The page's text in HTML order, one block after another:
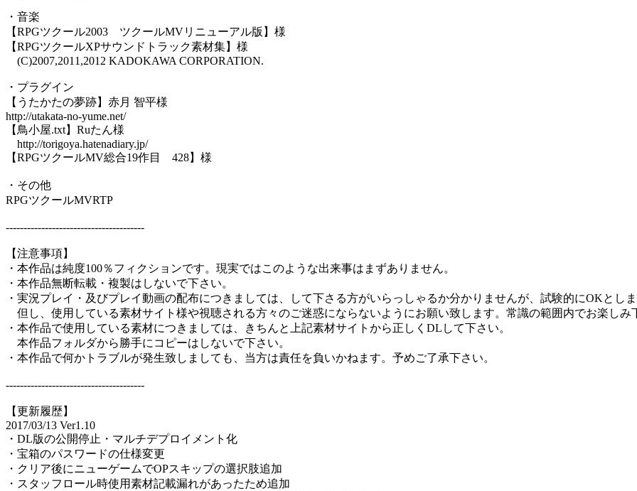
・音楽
【RPGツクール2003 ツクールMVリニューアル版】様
【RPGツクールXPサウンドトラック素材集】様
(C)2007,2011,2012 KADOKAWA CORPORATION.
・プラグイン
【うたかたの夢跡】赤月 智平様
http://utakata-no-yume.net/
【鳥小屋.txt】Ruたん様
http://torigoya.hatenadiary.jp/
【RPGツクールMV総合19作目 428】様
・その他
RPGツクールMVRTP
---------------------------------------
【注意事項】
・本作品は純度100％フィクションです。現実ではこのような出来事はまずありません。
・本作品無断転載・複製はしないで下さい。
・実況プレイ・及びプレイ動画の配布につきましては、して下さる方がいらっしゃるか分かりませんが、試験的にOKとし
但し、使用している素材サイト様や視聴される方々のご迷惑にならないようにお願い致します。常識の範囲内でお楽しみ
・本作品で使用している素材につきましては、きちんと上記素材サイトから正しくDLして下さい。
本作品フォルダから勝手にコピーはしないで下さい。
・本作品で何かトラブルが発生致しましても、当方は責任を負いかねます。予めご了承下さい。
---------------------------------------
【更新履歴】
2017/03/13 Ver1.10
・DL版の公開停止・マルチデプロイメント化
・宝箱のパスワードの仕様変更
・クリア後にニューゲームでOPスキップの選択肢追加
・スタッフロール時使用素材記載漏れがあったため追加